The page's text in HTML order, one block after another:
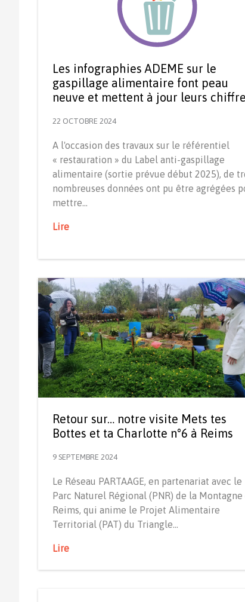
Les infographies ADEME sur le
gaspillage alimentaire font peau
neuve et mettent à jour leurs
22 OCTOBRE 2024
A l'occasion des travaux sur le référentiel
« restauration » du Label anti-gaspillage
alimentaire (sortie prévue début 2025), de
nombreuses données ont pu être agrégées
mettre…
Lire
Retour sur… notre visite Mets tes
Bottes et ta Charlotte n°6 à Reims
9 SEPTEMBRE 2024
Le Réseau PARTAAGE, en partenariat avec le
Parc Naturel Régional (PNR) de la Montagne
Reims, qui anime le Projet Alimentaire
Territorial (PAT) du Triangle…
Lire